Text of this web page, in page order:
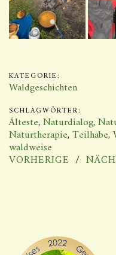
KATEGORIE:
Waldgeschichten
SCHLAGWÖRTER:
Älteste, Naturdialog,
Naturtherapie, Teilhabe,
waldweise
VORHERIGE